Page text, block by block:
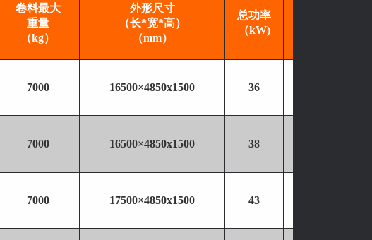
卷料最大
重量
（kg）
外形尺寸
（长*宽*高）
（mm）
总功率
（kW)
7000 16500×4850x1500 36
7000 16500×4850x1500 38
7000 17500×4850x1500 43